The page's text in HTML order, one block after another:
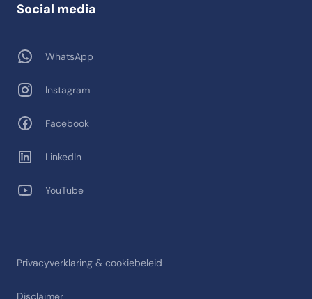
Privacyverklaring & cookiebeleid
Disclaimer
Social media
WhatsApp
Instagram
Facebook
LinkedIn
YouTube